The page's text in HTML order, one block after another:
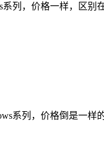
列，价格一样，区
系列，价格倒是一